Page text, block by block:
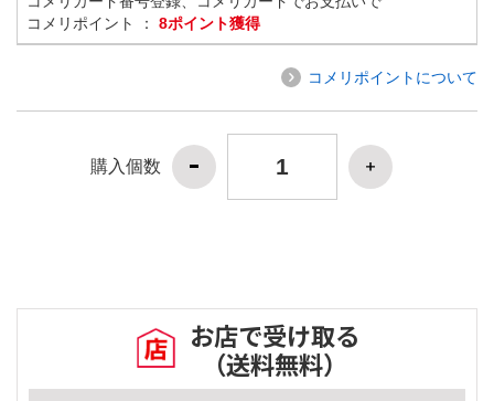
コメリポイント ： 8ポイント獲得
コメリポイントについて
購入個数
お店で受け取る
（送料無料）